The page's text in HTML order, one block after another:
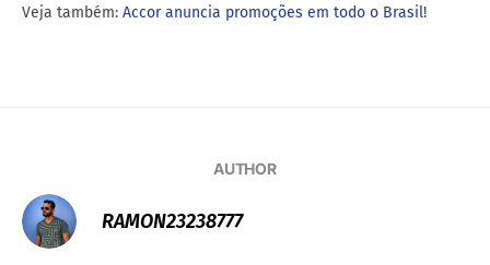
Veja também: Accor anuncia promoções em todo o Brasil!
AUTHOR
RAMON23238777